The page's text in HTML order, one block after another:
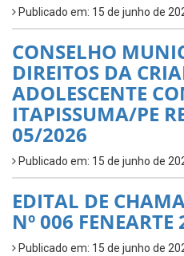
Publicado em: 15 de junho de
CONSELHO
DIREITOS DA
ADOLESCENTE
ITAPISSUMA/PE
05/2026
Publicado em: 15 de junho de
EDITAL DE
Nº 006 FENEARTE
Publicado em: 15 de junho de